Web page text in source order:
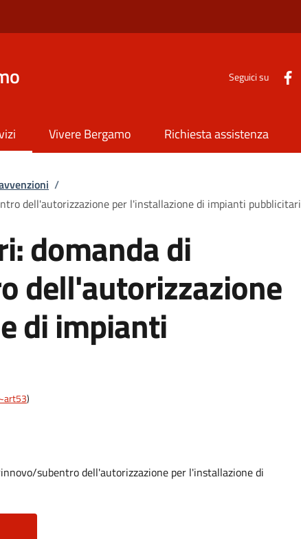
Seguici su
Vivere Bergamo Richiesta assistenza
/
dell'autorizzazione per l'installazione di impianti pubblicitari
domanda di
dell'autorizzazione
di impianti
)
subentro dell'autorizzazione per l'installazione di